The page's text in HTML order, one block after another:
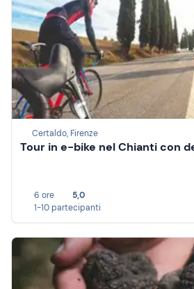
Certaldo, Firenze
Tour in e-bike nel Chianti con
6 ore
5,0
1-10 partecipanti